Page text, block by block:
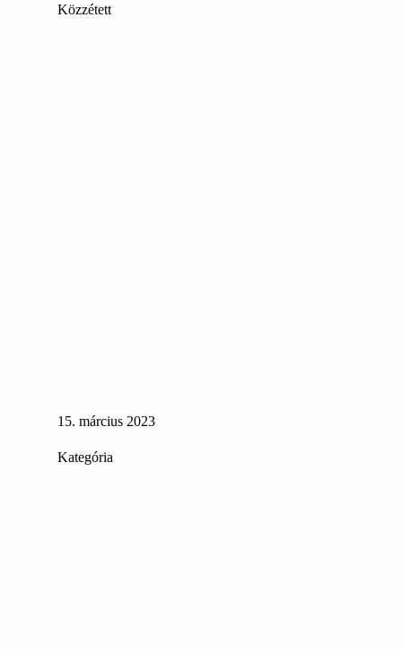
Közzétett
15. március 2023
Kategória